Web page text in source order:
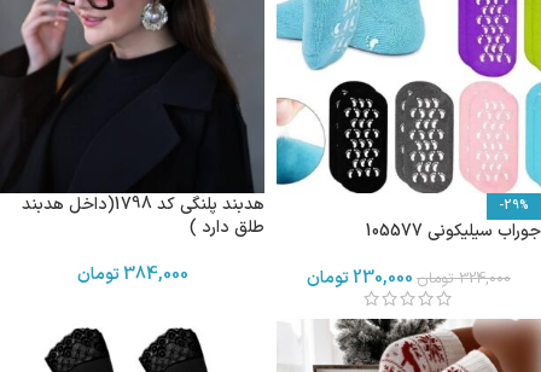
-29%
جوراب سیلیکونی 105577
324,000 تومان 230,000تومان
هدبند پلنگی کد 1798(داخل هدبند
طلق دارد )
384,000 تومان